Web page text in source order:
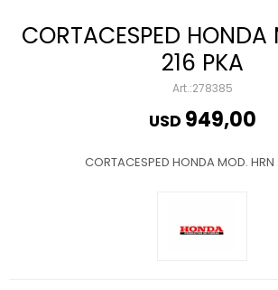
CORTACESPED HONDA
216 PKA
278385
USD 949,00
CORTACESPED HONDA MOD. HRN